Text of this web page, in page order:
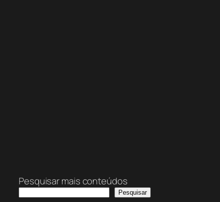
Pesquisar mais conteúdos
Pesquisar